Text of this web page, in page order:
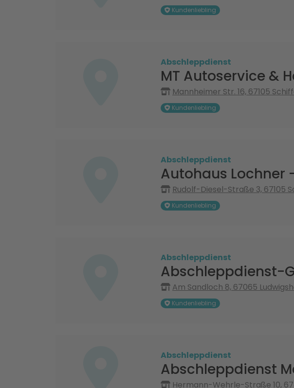
Kundenliebling
Abschleppdienst
MT Autoservice &
Mannheimer Str. 16, 67105
Kundenliebling
Abschleppdienst
Autohaus
Rudolf-Diesel-Straße 3, 67105
Kundenliebling
Abschleppdienst
Abschleppdienst-
Am Sandloch 8, 67065
Kundenliebling
Abschleppdienst
Abschleppdienst
Hermann-Wehrle-Straße 10,